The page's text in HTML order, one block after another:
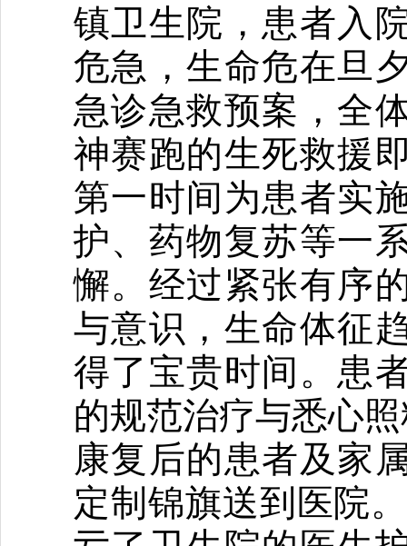
镇卫生院，患者入
危急，生命危在旦
急诊急救预案，全
神赛跑的生死救援
第一时间为患者实
护、药物复苏等一
懈。经过紧张有序
与意识，生命体征
得了宝贵时间。患
的规范治疗与悉心
康复后的患者及家
定制锦旗送到医院